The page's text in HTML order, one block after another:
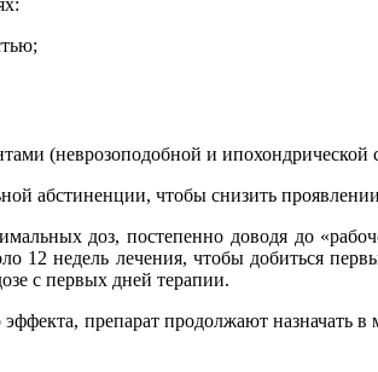
(неврозоподобной и ипохондрической
абстиненции, чтобы снизить
доз, постепенно доводя до
12 недель лечения, чтобы добиться
с первых дней терапии.
эффекта, препарат продолжают